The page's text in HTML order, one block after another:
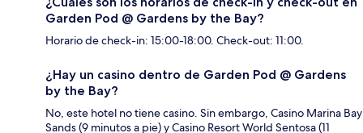
Garden Pod @ Gardens by the Bay?
Horario de check-in: 15:00-18:00. Check-out: 11:00.
¿Hay un casino dentro de Garden Pod @ Gardens
by the Bay?
No, este hotel no tiene casino. Sin embargo, Casino Marina Bay
Sands (9 minutos a pie) y Casino Resort World Sentosa (11